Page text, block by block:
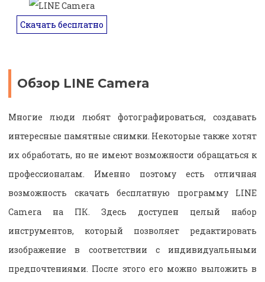
Скачать бесплатно
Обзор LINE Camera
Многие люди любят фотографироваться, создавать
интересные памятные снимки. Некоторые также хотят
их обработать, но не имеют возможности обращаться к
профессионалам. Именно поэтому есть отличная
возможность скачать бесплатную программу LINE
Camera на ПК. Здесь доступен целый набор
инструментов, который позволяет редактировать
изображение в соответствии с индивидуальными
предпочтениями. После этого его можно выложить в